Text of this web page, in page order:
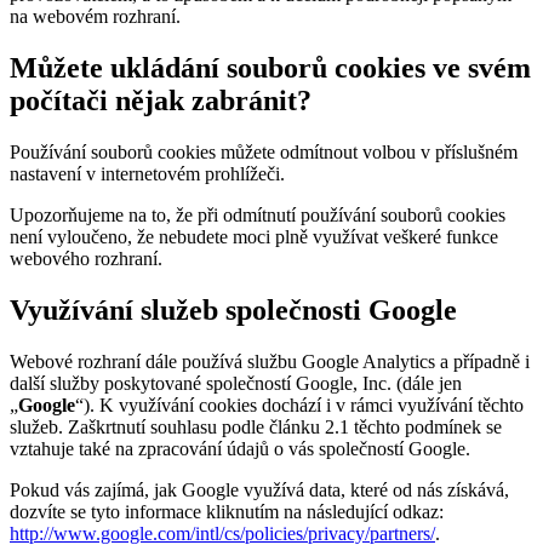
na webovém rozhraní.
Můžete ukládání souborů cookies ve svém
počítači nějak zabránit?
Používání souborů cookies můžete odmítnout volbou v příslušném
nastavení v internetovém prohlížeči.
Upozorňujeme na to, že při odmítnutí používání souborů cookies
není vyloučeno, že nebudete moci plně využívat veškeré funkce
webového rozhraní.
Využívání služeb společnosti Google
Webové rozhraní dále používá službu Google Analytics a případně i
další služby poskytované společností Google, Inc. (dále jen
„Google“). K využívání cookies dochází i v rámci využívání těchto
služeb. Zaškrtnutí souhlasu podle článku 2.1 těchto podmínek se
vztahuje také na zpracování údajů o vás společností Google.
Pokud vás zajímá, jak Google využívá data, které od nás získává,
dozvíte se tyto informace kliknutím na následující odkaz:
http://www.google.com/intl/cs/policies/privacy/partners/.